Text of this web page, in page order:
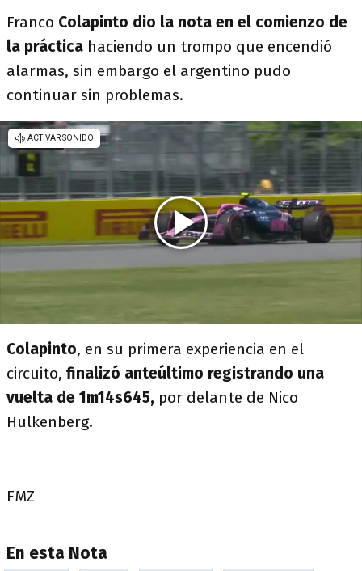
Franco Colapinto dio la nota en el comienzo de
la práctica haciendo un trompo que encendió
alarmas, sin embargo el argentino pudo
continuar sin problemas.
Colapinto, en su primera experiencia en el
circuito, finalizó anteúltimo registrando una
vuelta de 1m14s645, por delante de Nico
Hulkenberg.
FMZ
En esta Nota